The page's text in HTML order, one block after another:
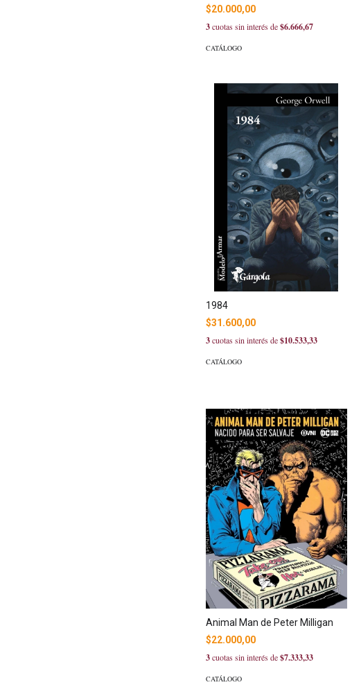
$20.000,00
3cuotas sin interés de$6.666,67
CATÁLOGO
1984
$31.600,00
3cuotas sin interés de$10.533,33
CATÁLOGO
Animal Man de Peter Milligan
$22.000,00
3cuotas sin interés de$7.333,33
CATÁLOGO